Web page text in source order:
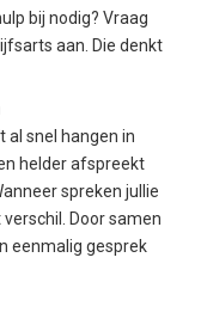
bij nodig? Vraag
aan. Die denkt
al snel hangen in
helder afspreekt
spreken jullie
Door samen
eenmalig gesprek